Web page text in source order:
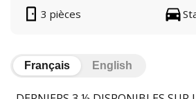
3 pièces
Français English